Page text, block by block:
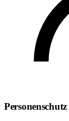
Personenschutz